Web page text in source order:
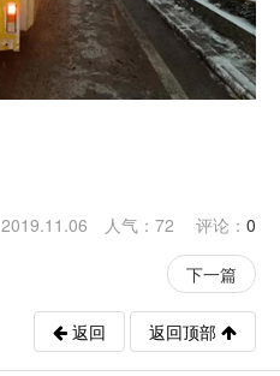
2019.11.06 人气： 72 评论： 0
下一篇
返回 返回顶部